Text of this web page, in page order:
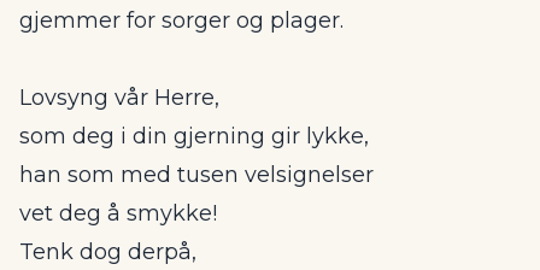
gjemmer for sorger og plager.
Lovsyng vår Herre,
som deg i din gjerning gir lykke,
han som med tusen velsignelser
vet deg å smykke!
Tenk dog derpå,